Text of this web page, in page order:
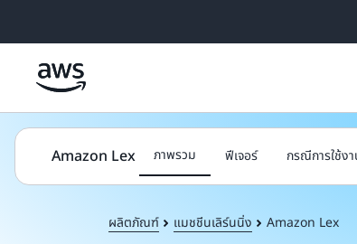
Amazon Lex ภาพรวม ฟีเจอร์ กรณีการใช้ง
ผลิตภัณฑ์ แมชชีนเลิร์นนิ่ง Amazon Lex